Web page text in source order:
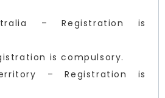
– Registration is
is compulsory.
– Registration is